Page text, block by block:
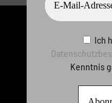
RECHTLICHES
Ich
Kenntnis